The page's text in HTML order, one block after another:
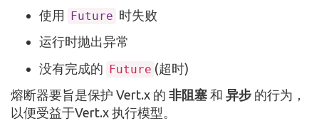
使用 Future 时失败
运行时抛出异常
没有完成的 Future (超时)
熔断器要旨是保护 Vert.x 的 非阻塞 和 异步 的行为，
以便受益于Vert.x 执行模型。